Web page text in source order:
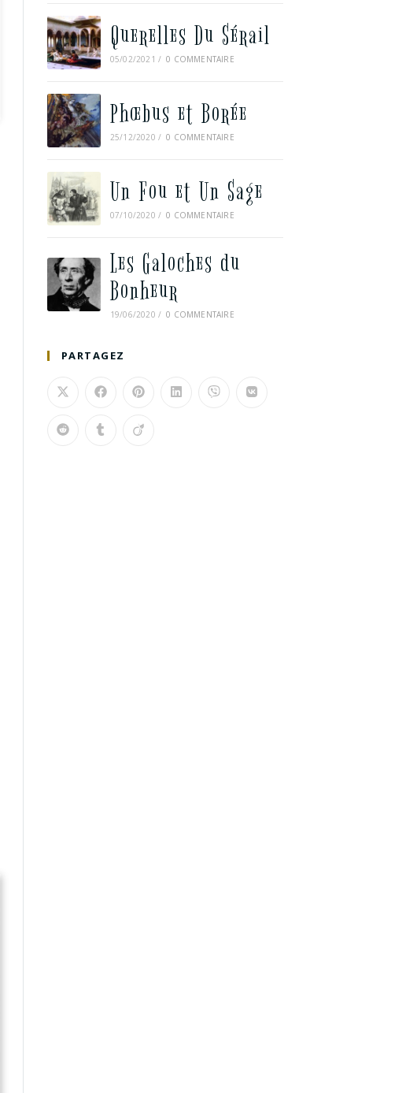
Querelles Du Sérail
05/02/2021 / 0 COMMENTAIRE
Phœbus et Borée
25/12/2020 / 0 COMMENTAIRE
Un Fou et Un Sage
07/10/2020 / 0 COMMENTAIRE
Les Galoches du
Bonheur
19/06/2020 / 0 COMMENTAIRE
PARTAGEZ